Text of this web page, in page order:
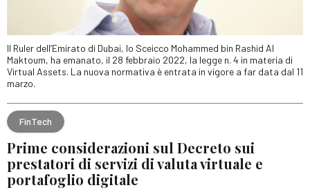
Il Ruler dell’Emirato di Dubai, lo Sceicco Mohammed bin Rashid Al
Maktoum, ha emanato, il 28 febbraio 2022, la legge n. 4 in materia di
Virtual Assets. La nuova normativa è entrata in vigore a far data dal 11
marzo.
FinTech
Prime considerazioni sul Decreto sui
prestatori di servizi di valuta virtuale e
portafoglio digitale